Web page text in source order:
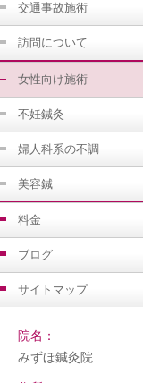
交通事故施術
訪問について
女性向け施術
不妊鍼灸
婦人科系の不調
美容鍼
料金
ブログ
サイトマップ
院名：
みずほ鍼灸院